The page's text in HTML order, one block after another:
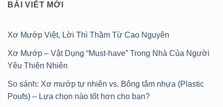
BÀI VIẾT MỚI
Xơ Mướp Việt, Lời Thì Thầm Từ Cao Nguyên
Xơ Mướp – Vật Dụng “Must-have” Trong Nhà Của Người
Yêu Thiên Nhiên
So sánh: Xơ mướp tự nhiên vs. Bông tắm nhựa (Plastic
Poufs) – Lựa chọn nào tốt hơn cho bạn?